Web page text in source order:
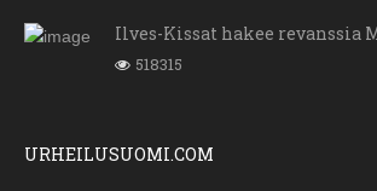
Ilves-Kissat hakee revanssia
518315
URHEILUSUOMI.COM